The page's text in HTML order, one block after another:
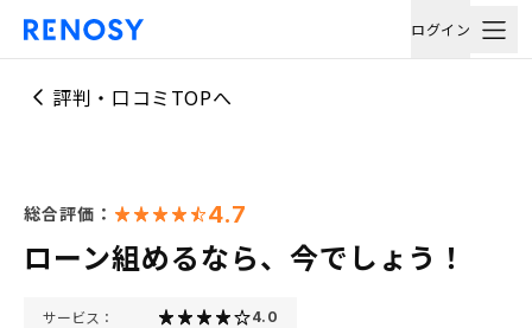
ログイン
評判・口コミTOPへ
総合評価： 4.7
ローン組めるなら、今でしょう！
サービス： 4.0